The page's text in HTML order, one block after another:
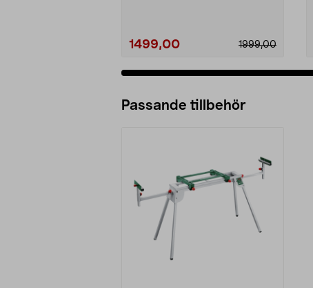
1499,00 1999,00
Passande tillbehör